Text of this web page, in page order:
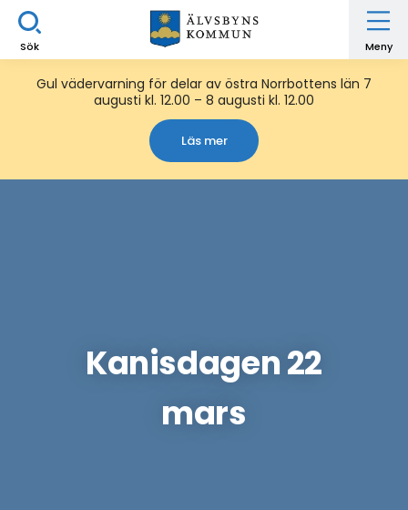
Sök Meny
Gul vädervarning för delar av östra Norrbottens län 7
augusti kl. 12.00 – 8 augusti kl. 12.00
Läs mer
Kanisdagen 22
mars